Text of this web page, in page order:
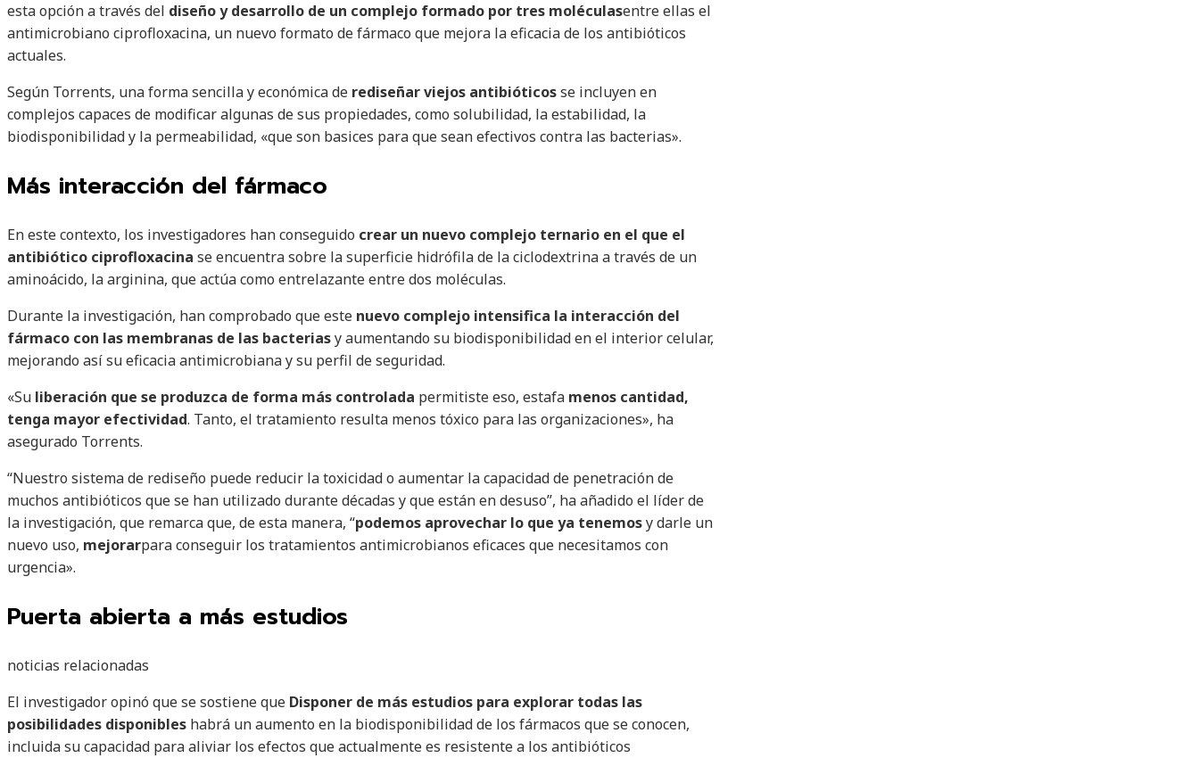
esta opción a través del diseño y desarrollo de un complejo formado por tres moléculasentre ellas el
antimicrobiano ciprofloxacina, un nuevo formato de fármaco que mejora la eficacia de los antibióticos
actuales.
Según Torrents, una forma sencilla y económica de rediseñar viejos antibióticosse incluyen en
complejos capaces de modificar algunas de sus propiedades, como solubilidad, la estabilidad, la
biodisponibilidad y la permeabilidad, «que son basices para que sean efectivos contra las bacterias».
Más interacción del fármaco
En este contexto, los investigadores han conseguido crear un nuevo complejo ternario en el que el
antibiótico ciprofloxacina se encuentra sobre la superficie hidrófila de la ciclodextrina a través de un
aminoácido, la arginina, que actúa como entrelazante entre dos moléculas.
Durante la investigación, han comprobado que este nuevo complejo intensifica la interacción del
fármaco con las membranas de las bacteriasy aumentando su biodisponibilidad en el interior celular,
mejorando así su eficacia antimicrobiana y su perfil de seguridad.
«Su liberación que se produzca de forma más controlada permitiste eso, estafa menos cantidad,
tenga mayor efectividad. Tanto, el tratamiento resulta menos tóxico para las organizaciones», ha
asegurado Torrents.
“Nuestro sistema de rediseño puede reducir la toxicidad o aumentar la capacidad de penetración de
muchos antibióticos que se han utilizado durante décadas y que están en desuso”, ha añadido el líder de
la investigación, que remarca que, de esta manera, “podemos aprovechar lo que ya tenemosy darle un
nuevo uso, mejorarpara conseguir los tratamientos antimicrobianos eficaces que necesitamos con
urgencia».
Puerta abierta a más estudios
noticias relacionadas
El investigador opinó que se sostiene que Disponer de más estudios para explorar todas las
posibilidades disponibles habrá un aumento en la biodisponibilidad de los fármacos que se conocen,
incluida su capacidad para aliviar los efectos que actualmente es resistente a los antibióticos